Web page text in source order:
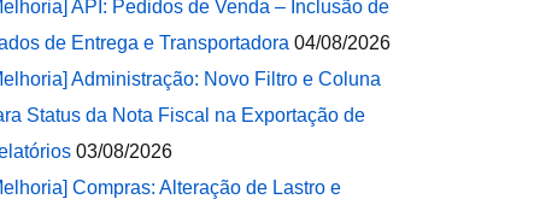
API: Pedidos de Venda – Inclusão de
de Entrega e Transportadora 04/08/2026
Administração: Novo Filtro e Coluna
Status da Nota Fiscal na Exportação de
03/08/2026
Compras: Alteração de Lastro e